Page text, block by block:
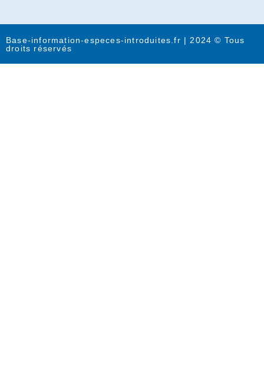
Base-information-especes-introduites.fr | 2024 © Tous
droits réservés